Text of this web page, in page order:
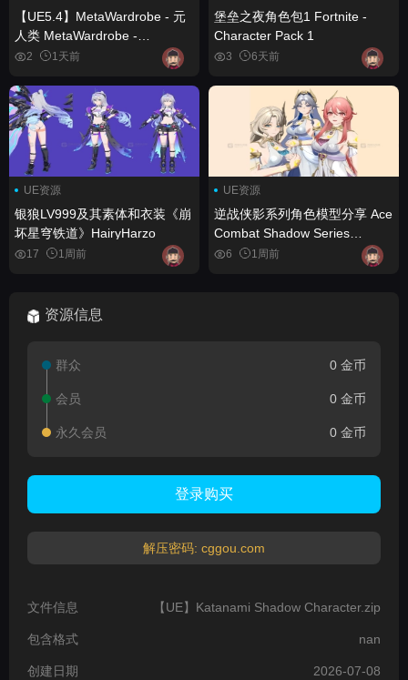
【UE5.4】MetaWardrobe - 元
人类 MetaWardrobe -
Metahuman
2 1天前
堡垒之夜角色包1 Fortnite -
Character Pack 1
3 6天前
UE资源
银狼LV999及其素体和衣装《崩
坏星穹铁道》HairyHarzo
17 1周前
UE资源
逆战侠影系列角色模型分享 Ace
Combat Shadow Series
Character Model Sharing
6 1周前
资源信息
群众 0 金币
会员 0 金币
永久会员 0 金币
登录购买
解压密码: cggou.com
文件信息 【UE】Katanami Shadow Character.zip
包含格式 nan
创建日期 2026-07-08